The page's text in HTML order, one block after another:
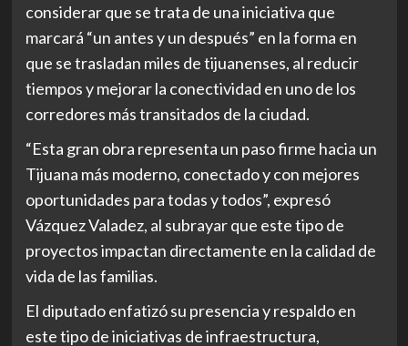
considerar que se trata de una iniciativa que
marcará “un antes y un después” en la forma en
que se trasladan miles de tijuanenses, al reducir
tiempos y mejorar la conectividad en uno de los
corredores más transitados de la ciudad.
“Esta gran obra representa un paso firme hacia un
Tijuana más moderno, conectado y con mejores
oportunidades para todas y todos”, expresó
Vázquez Valadez, al subrayar que este tipo de
proyectos impactan directamente en la calidad de
vida de las familias.
El diputado enfatizó su presencia y respaldo en
este tipo de iniciativas de infraestructura,